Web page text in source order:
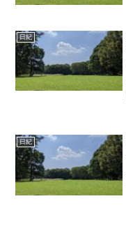
日紀
日紀